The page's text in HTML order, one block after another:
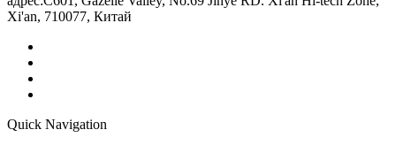
Xi'an, 710077, Китай
Quick Navigation